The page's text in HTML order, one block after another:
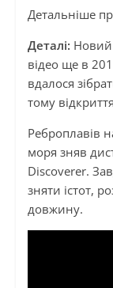
Детальніше
Деталі: Новий
відео ще в
вдалося
тому
Реброплавів
моря зняв
Discoverer.
зняти істот,
довжину.